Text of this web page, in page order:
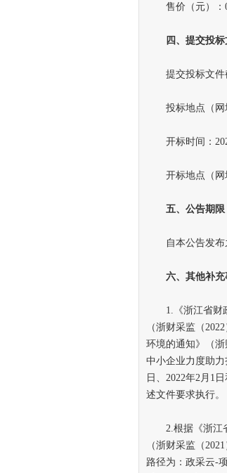
售价（元）：
四、提交投标
提交投标文件截
投标地点（网址
开标时间：
开标地点（网址
五、公告期限
自本公告发布
六、其他补充
1.《浙江省财政
（浙财采监（
环境的通知》（
中小企业力度助力
日、2022年2月1
述文件要求执行。
2.根据《浙江省
（浙财采监（
路径为：政采云-